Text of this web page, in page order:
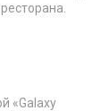
«Galaxy